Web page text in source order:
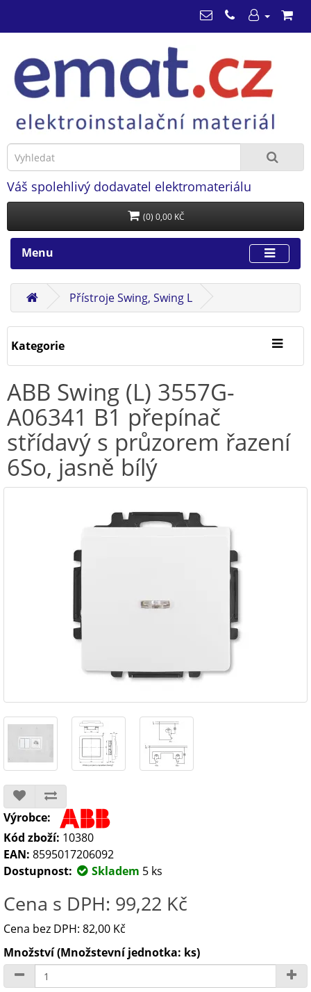
Váš spolehlivý dodavatel elektromateriálu
(0) 0,00 KČ
Menu
Přístroje Swing, Swing L
Kategorie
ABB Swing (L) 3557G-
A06341 B1 přepínač
střídavý s průzorem řazení
6So, jasně bílý
Výrobce:
Kód zboží: 10380
EAN: 8595017206092
Dostupnost:
Skladem 5 ks
Cena s DPH: 99,22 Kč
Cena bez DPH: 82,00 Kč
Množství (Množstevní jednotka: ks)